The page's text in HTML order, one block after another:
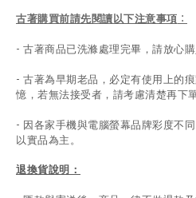
古著購買前請先閱讀以下注意事項 ：
- 古著商品已洗滌處理完畢，請放心購
- 古著為早期老品，必定有使用上的
憶，若無法接受者，請考慮清楚再下
- 因各家手機與電腦螢幕品牌彩度不
以實品為主。
退換貨說明：